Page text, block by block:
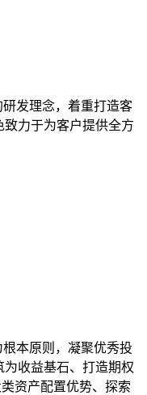
发理念，着重打造客
力于为客户提供全方
本原则，凝聚优秀投
收益基石、打造期权
资产配置优势、探索